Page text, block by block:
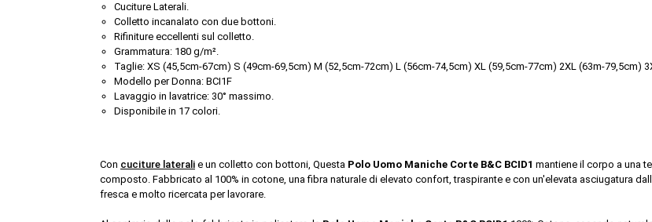
Cuciture Laterali.
Colletto incanalato con due bottoni.
Rifiniture eccellenti sul colletto.
Grammatura: 180 g/m².
Taglie: XS (45,5cm-67cm) S (49cm-69,5cm) M (52,5cm-72cm) L (56cm-74,5cm) XL (59,5cm-77cm) 2XL (63m-79,5cm)
Modello per Donna: BCI1F
Lavaggio in lavatrice: 30° massimo.
Disponibile in 17 colori.
Con cuciture laterali e un colletto con bottoni, Questa Polo Uomo Maniche Corte B&C BCID1 mantiene il corpo a una
composto. Fabbricato al 100% in cotone, una fibra naturale di elevato confort, traspirante e con un'elevata asciugatura
fresca e molto ricercata per lavorare.